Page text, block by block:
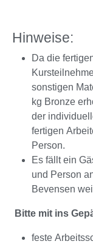
Hinweise:
Da die
sonstigen
kg Bronze
der
fertigen
Person.
Es fällt ein
und Person
Bevensen
Bitte mit ins
feste